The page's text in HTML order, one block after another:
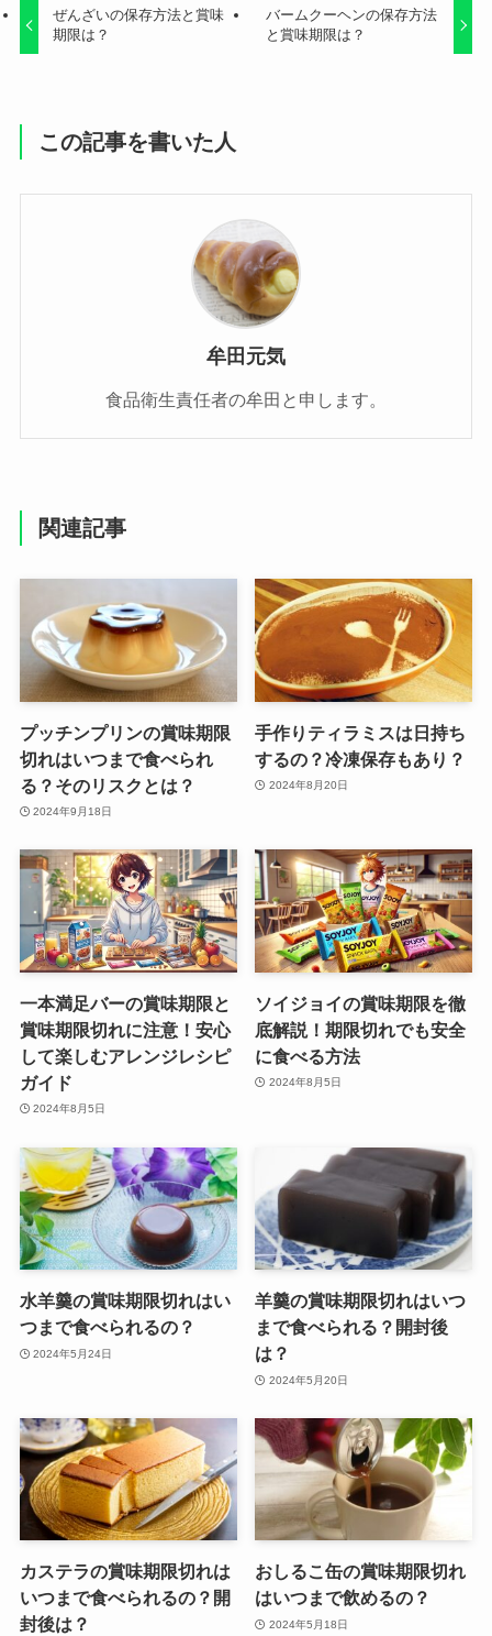
ぜんざいの保存方法と賞味
期限は？
バームクーヘンの保存方法
と賞味期限は？
この記事を書いた人
牟田元気
食品衛生責任者の牟田と申します。
関連記事
プッチンプリンの賞味期限
切れはいつまで食べられ
る？そのリスクとは？
2024年9月18日
手作りティラミスは日持ち
するの？冷凍保存もあり？
2024年8月20日
一本満足バーの賞味期限と
賞味期限切れに注意！安心
して楽しむアレンジレシピ
ガイド
2024年8月5日
ソイジョイの賞味期限を徹
底解説！期限切れでも安全
に食べる方法
2024年8月5日
水羊羹の賞味期限切れはい
つまで食べられるの？
2024年5月24日
羊羹の賞味期限切れはいつ
まで食べられる？開封後
は？
2024年5月20日
カステラの賞味期限切れは
いつまで食べられるの？開
封後は？
おしるこ缶の賞味期限切れ
はいつまで飲めるの？
2024年5月18日